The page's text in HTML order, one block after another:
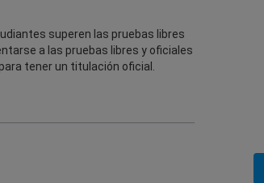
superen las pruebas libres
a las pruebas libres y oficiales
tener un titulación oficial.